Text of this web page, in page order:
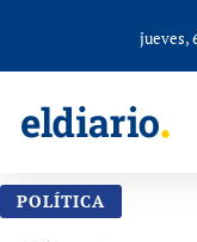
jueves,
POLÍTICA